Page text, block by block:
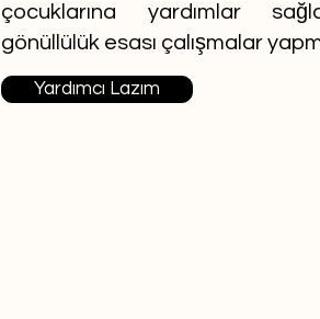
çocuklarına yardımlar
gönüllülük esası çalışmalar
Yardımcı Lazım